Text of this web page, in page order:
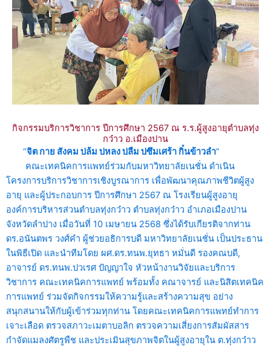
กิจกรรมบริการวิชาการ ปีการศึกษา 2567 ณ ร.ร.ผู้สูงอายุตำบลทุ่ง
กว๋าว อ.เมืองปาน
“จิต กาย สังคม บ่ล้ม บ่หลง บ่ลืม บ่ซึมเศร้า กิ๋นข้าวลำ”
คณะเทคนิคการแพทย์ร่วมกับมหาวิทยาลัยเนชั่น ดำเนิน
โครงการบริการวิชาการเชิงบูรณาการ เพื่อพัฒนาคุณภาพชีวิตผู้สูง
อายุ และผู้ประกอบการ ปีการศึกษา 2567 ณ โรงเรียนผู้สูงอายุ
องค์การบริหารส่วนตำบลทุ่งกว๋าว ตำบลทุ่งกว๋าว อำเภอเมืองปาน
จังหวัดลำปาง เมื่อวันที่ 10 เมษายน 2568 ซึ่งได้รับเกียรติจากท่าน
ดร.อนันตพร วงศ์คำ ผู้ช่วยอธิการบดี มหาวิทยาลัยเนชั่น เป็นประธาน
ในพิธีเปิด และนำทีมโดย ผศ.ดร.ทนพ.ยุทธา หมั่นดี รองคณบดี,
อาจารย์ ดร.ทนพ.ปวเรศ ปัญญาใจ หัวหน้างานวิจัยและบริการ
วิชาการ คณะเทคนิคการแพทย์ พร้อมทั้ง คณาจารย์ และนิสิตเทคนิค
การแพทย์ ร่วมจัดกิจกรรมให้ความรู้และสร้างความสุข อย่าง
สนุกสนานให้กับผู้เข้าร่วมทุกท่าน โดยคณะเทคนิคการแพทย์ทำการ
เจาะเลือด ตรวจสภาวะเมตาบอลิก ตรวจความเสี่ยงการสัมผัสสาร
กำจัดแมลงศัตรูพืช และประเมินสุขภาพจิตในผู้สูงอายุใน ต.ทุ่งกว๋าว